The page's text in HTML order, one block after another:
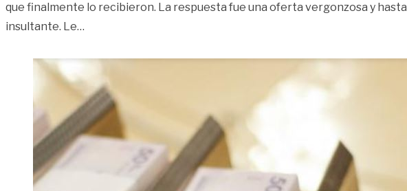
que finalmente lo recibieron. La respuesta fue una oferta vergonzosa y hasta
insultante. Le…